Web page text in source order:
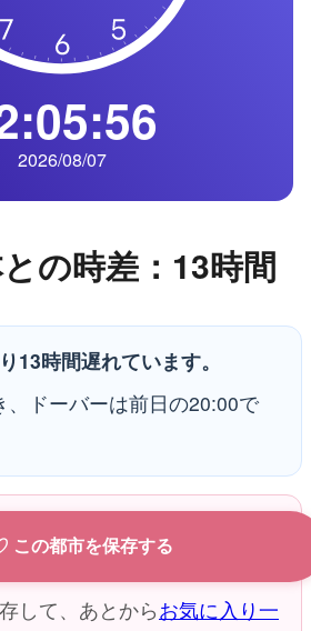
2026/08/07
の時差：13時間
13時間遅れています。
、ドーバーは前日の20:00で
この都市を保存する
して、あとからお気に入り一